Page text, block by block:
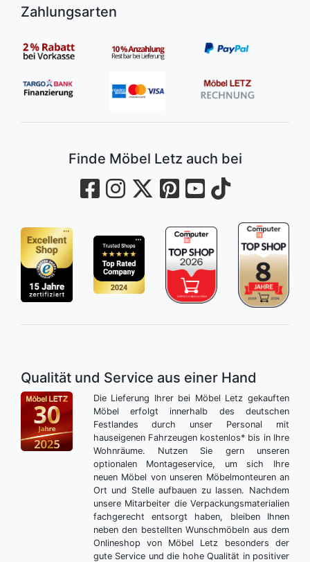
Zahlungsarten
Finde Möbel Letz auch bei
Qualität und Service aus einer Hand
Die Lieferung Ihrer bei Möbel Letz gekauften
Möbel erfolgt innerhalb des deutschen
Festlandes durch unser Personal mit
hauseigenen Fahrzeugen kostenlos* bis in Ihre
Wohnräume. Nutzen Sie gern unseren
optionalen Montageservice, um sich Ihre
neuen Möbel von unseren Möbelmonteuren an
Ort und Stelle aufbauen zu lassen. Nachdem
unsere Mitarbeiter die Verpackungsmaterialien
fachgerecht entsorgt haben, bleiben Ihnen
neben den bestellten Wunschmöbeln aus dem
Onlineshop von Möbel Letz besonders der
gute Service und die hohe Qualität in positiver